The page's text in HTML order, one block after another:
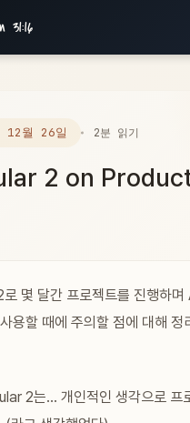
31:16
12월 26일 2분 읽기
2 on
몇 달간 프로젝트를 진행하
용할 때에 주의할 점에 대해 정
2는… 개인적인 생각으로 프